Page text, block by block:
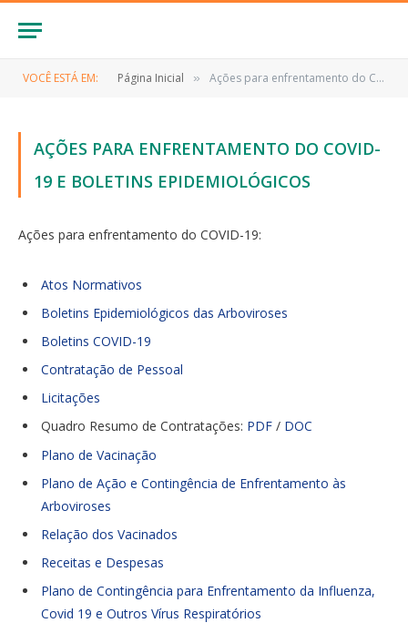
VOCÊ ESTÁ EM: Página Inicial » Ações para enfrentamento do COVID-19 e Boletins Epidemiológicos
AÇÕES PARA ENFRENTAMENTO DO COVID-
19 E BOLETINS EPIDEMIOLÓGICOS
Ações para enfrentamento do COVID-19:
Atos Normativos
Boletins Epidemiológicos das Arboviroses
Boletins COVID-19
Contratação de Pessoal
Licitações
Quadro Resumo de Contratações: PDF / DOC
Plano de Vacinação
Plano de Ação e Contingência de Enfrentamento às
Arboviroses
Relação dos Vacinados
Receitas e Despesas
Plano de Contingência para Enfrentamento da Influenza,
Covid 19 e Outros Vírus Respiratórios